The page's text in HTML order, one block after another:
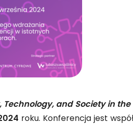
Technology, and Society in
roku. Konferencja jest